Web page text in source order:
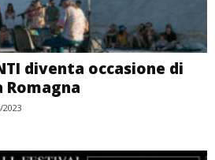
diventa occasione di